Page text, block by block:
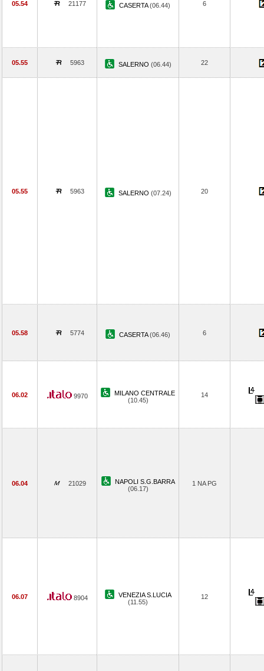
05.54 21177 CASERTA(06.44) 6
05.55 5963 SALERNO (06.44) 22
05.55 5963 SALERNO (07.24) 20
05.58 5774 CASERTA(06.46) 6
06.02 9970
MILANO CENTRALE
(10.45)
14
06.04 21029
NAPOLI S.G.BARRA
(06.17)
1 NA PG
06.07 8904
VENEZIA S.LUCIA
(11.55)
12